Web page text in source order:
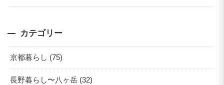
カテゴリー
京都暮らし (75)
長野暮らし〜八ヶ岳 (32)